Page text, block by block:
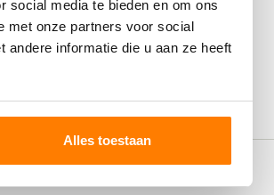
social media te bieden en om ons
met onze partners voor social
andere informatie die u aan ze heeft
Alles toestaan